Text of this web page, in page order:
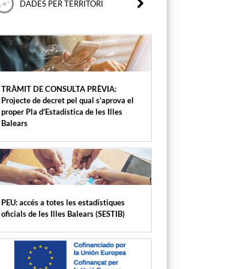
DADES PER TERRITORI
TRÀMIT DE CONSULTA PRÈVIA:
Projecte de decret pel qual s'aprova el
proper Pla d'Estadística de les Illes
Balears
PEU: accés a totes les estadístiques
oficials de les Illes Balears (SESTIB)